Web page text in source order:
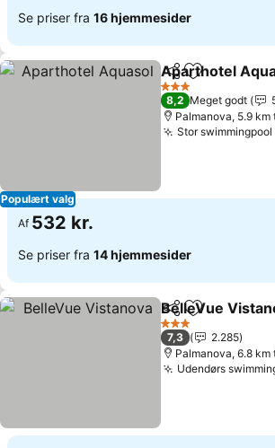
Se priser fra 16 hjemmesider
Populært valg
Del Føj til
Aparthotel
3 Stjerner
8,2 Meget godt
Palmanova, 5.9 km
Stor
Af 532 kr.
Se priser fra 14 hjemmesider
Del Føj til
BelleVue
3 Stjerner
7,3
2.285
Palmanova, 6.8 km
Udendørs